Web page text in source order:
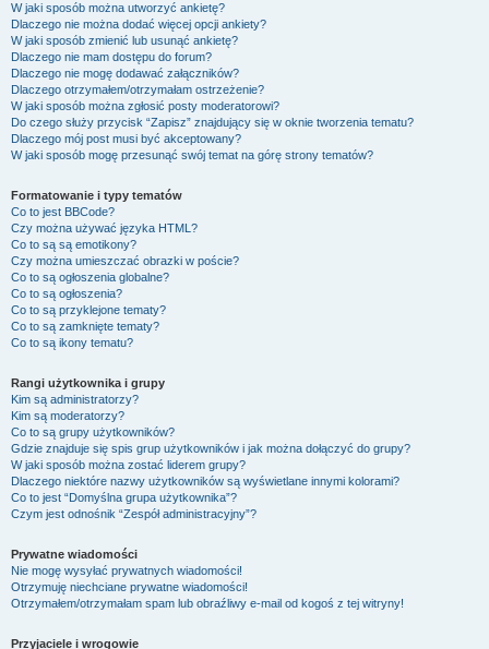
W jaki sposób można utworzyć ankietę?
Dlaczego nie można dodać więcej opcji ankiety?
W jaki sposób zmienić lub usunąć ankietę?
Dlaczego nie mam dostępu do forum?
Dlaczego nie mogę dodawać załączników?
Dlaczego otrzymałem/otrzymałam ostrzeżenie?
W jaki sposób można zgłosić posty moderatorowi?
Do czego służy przycisk “Zapisz” znajdujący się w oknie tworzenia tematu?
Dlaczego mój post musi być akceptowany?
W jaki sposób mogę przesunąć swój temat na górę strony tematów?
Formatowanie i typy tematów
Co to jest BBCode?
Czy można używać języka HTML?
Co to są są emotikony?
Czy można umieszczać obrazki w poście?
Co to są ogłoszenia globalne?
Co to są ogłoszenia?
Co to są przyklejone tematy?
Co to są zamknięte tematy?
Co to są ikony tematu?
Rangi użytkownika i grupy
Kim są administratorzy?
Kim są moderatorzy?
Co to są grupy użytkowników?
Gdzie znajduje się spis grup użytkowników i jak można dołączyć do grupy?
W jaki sposób można zostać liderem grupy?
Dlaczego niektóre nazwy użytkowników są wyświetlane innymi kolorami?
Co to jest “Domyślna grupa użytkownika”?
Czym jest odnośnik “Zespół administracyjny”?
Prywatne wiadomości
Nie mogę wysyłać prywatnych wiadomości!
Otrzymuję niechciane prywatne wiadomości!
Otrzymałem/otrzymałam spam lub obraźliwy e-mail od kogoś z tej witryny!
Przyjaciele i wrogowie